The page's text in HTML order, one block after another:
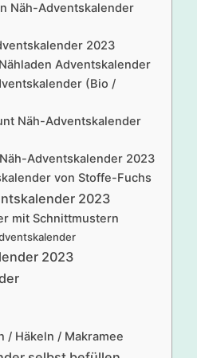
Näh-Adventskalender
2023
Adventskalender
(Bio /
Näh-Adventskalender
Adventskalender 2023
von Stoffe-Fuchs
2023
mit Schnittmustern
2023
/ Häkeln / Makramee